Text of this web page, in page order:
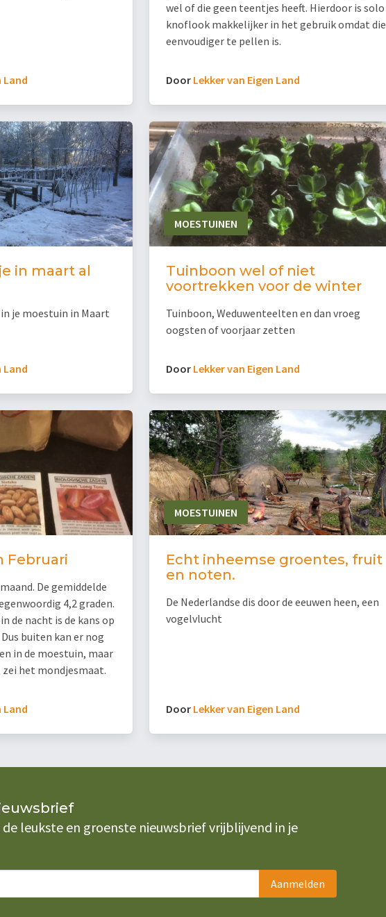
Land
wel of die geen teentjes heeft. Hierdoor is solo
knoflook makkelijker in het gebruik omdat die
eenvoudiger te pellen is.
Door Lekker van Eigen Land
in maart al
je moestuin in Maart
Land
MOESTUINEN
Tuinboon wel of niet
voortrekken voor de winter
Tuinboon, Weduwenteelten en dan vroeg
oogsten of voorjaar zetten
Door Lekker van Eigen Land
Februari
De gemiddelde
4,2 graden.
de nacht is de kans op
buiten kan er nog
in de moestuin, maar
het mondjesmaat.
Land
MOESTUINEN
Echt inheemse groentes, fruit
en noten.
De Nederlandse dis door de eeuwen heen, een
vogelvlucht
Door Lekker van Eigen Land
leukste en groenste nieuwsbrief vrijblijvend in je
Aanmelden